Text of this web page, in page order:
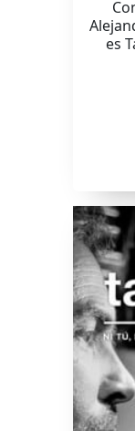
es